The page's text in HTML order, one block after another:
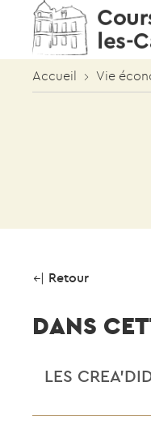
Accueil Vie
Retour
DANS
LES